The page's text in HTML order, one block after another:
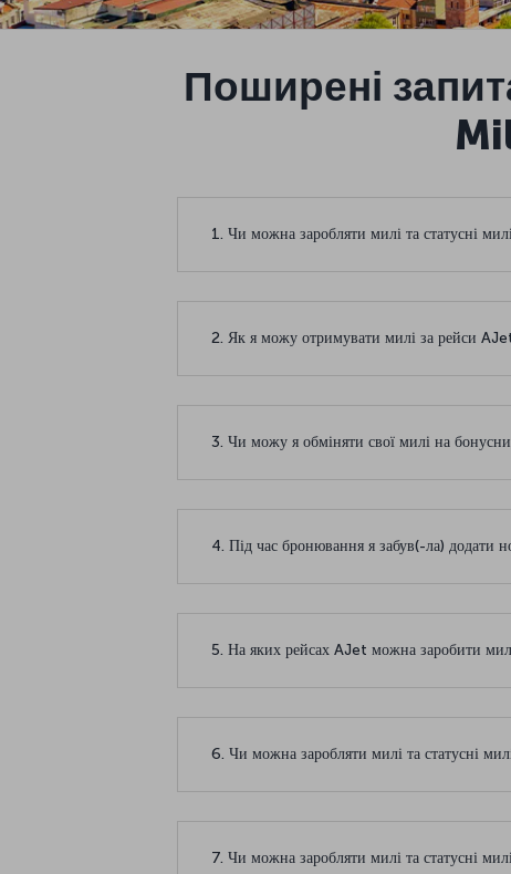
Поширені
1. Чи можна заробляти милі та статусні
2. Як я можу отримувати милі за рейси
3. Чи можу я обміняти свої милі на
4. Під час бронювання я забув(-ла) додати
5. На яких рейсах AJet можна заробити
6. Чи можна заробляти милі та статусні
7. Чи можна заробляти милі та статусні